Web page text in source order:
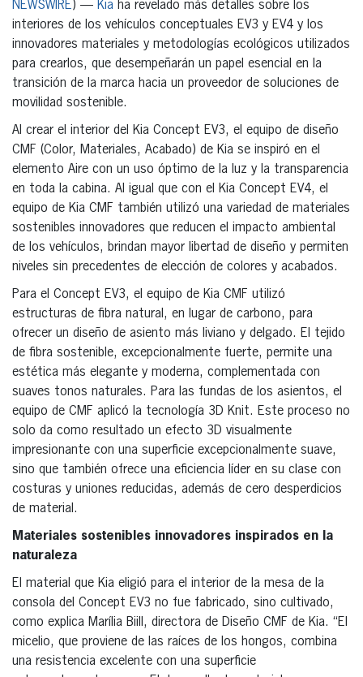
NEWSWIRE) — Kia ha revelado más detalles sobre los
interiores de los vehículos conceptuales EV3 y EV4 y los
innovadores materiales y metodologías ecológicos utilizados
para crearlos, que desempeñarán un papel esencial en la
transición de la marca hacia un proveedor de soluciones de
movilidad sostenible.
Al crear el interior del Kia Concept EV3, el equipo de diseño
CMF (Color, Materiales, Acabado) de Kia se inspiró en el
elemento Aire con un uso óptimo de la luz y la transparencia
en toda la cabina. Al igual que con el Kia Concept EV4, el
equipo de Kia CMF también utilizó una variedad de materiales
sostenibles innovadores que reducen el impacto ambiental
de los vehículos, brindan mayor libertad de diseño y permiten
niveles sin precedentes de elección de colores y acabados.
Para el Concept EV3, el equipo de Kia CMF utilizó
estructuras de fibra natural, en lugar de carbono, para
ofrecer un diseño de asiento más liviano y delgado. El tejido
de fibra sostenible, excepcionalmente fuerte, permite una
estética más elegante y moderna, complementada con
suaves tonos naturales. Para las fundas de los asientos, el
equipo de CMF aplicó la tecnología 3D Knit. Este proceso no
solo da como resultado un efecto 3D visualmente
impresionante con una superficie excepcionalmente suave,
sino que también ofrece una eficiencia líder en su clase con
costuras y uniones reducidas, además de cero desperdicios
de material.
Materiales sostenibles innovadores inspirados en la
naturaleza
El material que Kia eligió para el interior de la mesa de la
consola del Concept EV3 no fue fabricado, sino cultivado,
como explica Marília Biill, directora de Diseño CMF de Kia. “El
micelio, que proviene de las raíces de los hongos, combina
una resistencia excelente con una superficie